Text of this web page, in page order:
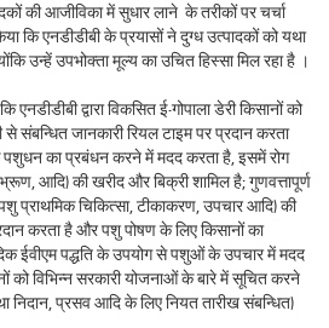
की आजीविका में सुधार लाने के तरीकों पर चर्चा
कि एनडीडीबी के प्रयासों ने दुग्ध उत्पादकों को यथा
उन्हें उपभोक्ता मूल्य का उचित हिस्सा मिल रहा है ।
द्वारा विकसित ई-गोपाला डेरी किसानों को
संबन्धित जानकारी रियल टाइम पर प्रदान करता
पशुधन का प्रबंधन करने में मदद करता है, इसमें रोग
आदि) की खरीद और बिक्री शामिल है; गुणवत्तापूर्ण
प्राथमिक चिकित्सा, टीकाकरण, उपचार आदि) की
करता है और पशु पोषण के लिए किसानों का
ईवीएम पद्धति के उपयोग से पशुओं के उपचार में मदद
को विभिन्न सरकारी योजनाओं के बारे में सूचित करने
निदान, प्रसव आदि के लिए नियत तारीख संबन्धित)